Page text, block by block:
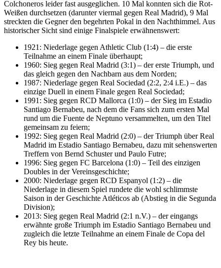
Colchoneros leider fast ausgeglichen. 10 Mal konnten sich die Rot-
Weißen durchsetzen (darunter viermal gegen Real Madrid), 9 Mal
streckten die Gegner den begehrten Pokal in den Nachthimmel. Aus
historischer Sicht sind einige Finalspiele erwähnenswert:
1921: Niederlage gegen Athletic Club (1:4) – die erste
Teilnahme an einem Finale überhaupt;
1960: Sieg gegen Real Madrid (3:1) – der erste Triumph, und
das gleich gegen den Nachbarn aus dem Norden;
1987: Niederlage gegen Real Sociedad (2:2, 2:4 i.E.) – das
einzige Duell in einem Finale gegen Real Sociedad;
1991: Sieg gegen RCD Mallorca (1:0) – der Sieg im Estadio
Santiago Bernabeu, nach dem die Fans sich zum ersten Mal
rund um die Fuente de Neptuno versammelten, um den Titel
gemeinsam zu feiern;
1992: Sieg gegen Real Madrid (2:0) – der Triumph über Real
Madrid im Estadio Santiago Bernabeu, dazu mit sehenswerten
Treffern von Bernd Schuster und Paulo Futre;
1996: Sieg gegen FC Barcelona (1:0) – Teil des einzigen
Doubles in der Vereinsgeschichte;
2000: Niederlage gegen RCD Espanyol (1:2) – die
Niederlage in diesem Spiel rundete die wohl schlimmste
Saison in der Geschichte Atléticos ab (Abstieg in die Segunda
Division);
2013: Sieg gegen Real Madrid (2:1 n.V.) – der eingangs
erwähnte große Triumph im Estadio Santiago Bernabeu und
zugleich die letzte Teilnahme an einem Finale de Copa del
Rey bis heute.